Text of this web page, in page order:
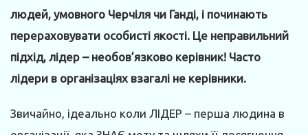
людей, умовного Черчіля чи Ганді, і починають
перераховувати особисті якості. Це неправильний
підхід, лідер – необов’язково керівник! Часто
лідери в організаціях взагалі не керівники.
Звичайно, ідеально коли ЛІДЕР – перша людина в